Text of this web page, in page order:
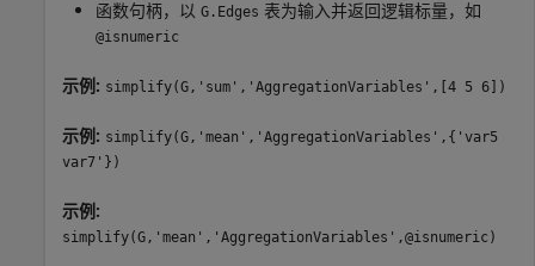
函数句柄，以 G.Edges 表为输入并返回逻辑标量，如
@isnumeric
示例: simplify(G,'sum','AggregationVariables',[4 5 6])
示例: simplify(G,'mean','AggregationVariables',{'var5
var7'})
示例:
simplify(G,'mean','AggregationVariables',@isnumeric)